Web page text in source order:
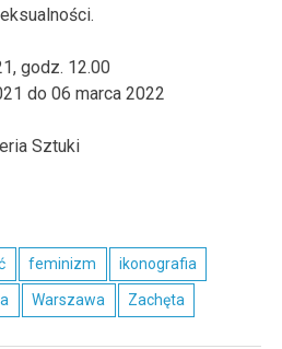
godz. 12.00
do06 marca 2022
Sztuki
feminizm ikonografia
Warszawa Zachęta